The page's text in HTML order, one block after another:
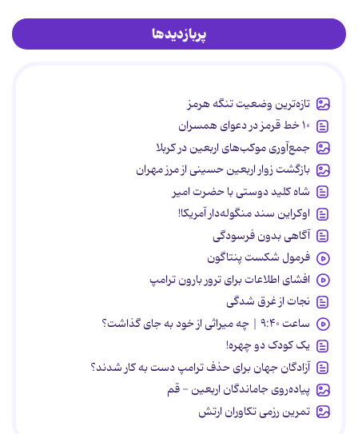
پربازدیدها
تازه‌ترین وضعیت تنگه هرمز
۱۰ خط قرمز در دعوای همسران
جمع‌آوری موکب‌های اربعین در کربلا
بازگشت زوار اربعین حسینی از مرز مهران
شاه کلید دوستی با حضرت امیر
اوکراین سند منگوله‌دار آمریکا!
آگاهی بدون فرسودگی
فرمول شکست پنتاگون
افشای اطلاعات برای ترور بارون ترامپ
نجات از غرق شدگی
ساعت ۹:۴۰ | چه میراثی از خود به جای گذاشت؟
یک کودک دو چهره!
آزادگان جهان برای حذف ترامپ دست به کار شدند؟
پیاده‌روی جاماندگان اربعین - قم
تمرین رزمی تکاوران ارتش